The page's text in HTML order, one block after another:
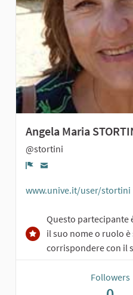
gruppi
Angela Maria
@stortini
www.unive.it/user/stortini
Questo partecipante
il suo nome o ruolo
corrispondere con il
Followers